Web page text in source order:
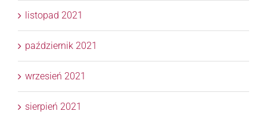
listopad 2021
październik 2021
wrzesień 2021
sierpień 2021